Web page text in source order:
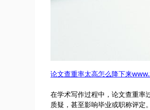
论文查重率太高怎么降下来
在学术写作过程中，论文查重率
质疑，甚至影响毕业或职称评定